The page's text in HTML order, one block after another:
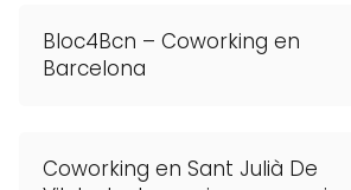
Bloc4Bcn – Coworking en
Barcelona
Coworking en Sant Julià De